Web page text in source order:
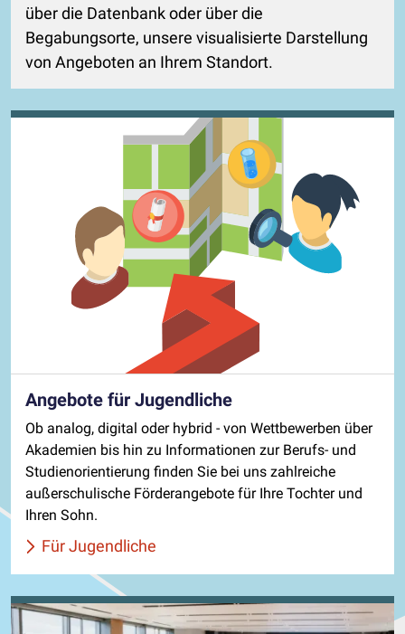
über die Datenbank oder über die
Begabungsorte, unsere visualisierte Darstellung
von Angeboten an Ihrem Standort.
Angebote für Jugendliche
Ob analog, digital oder hybrid - von Wettbewerben über
Akademien bis hin zu Informationen zur Berufs- und
Studienorientierung finden Sie bei uns zahlreiche
außerschulische Förderangebote für Ihre Tochter und
Ihren Sohn.
Für Jugendliche